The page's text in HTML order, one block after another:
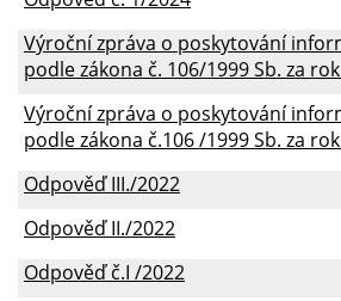
Výroční zpráva o poskytování
podle zákona č. 106/1999 Sb. za
Výroční zpráva o poskytování
podle zákona č.106 /1999 Sb. za
Odpověď III./2022
Odpověď II./2022
Odpověď č.I /2022